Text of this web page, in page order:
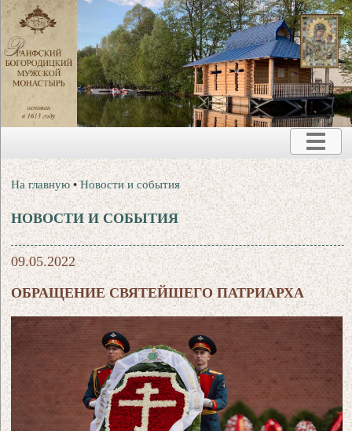
На главную •Новости и события
НОВОСТИ И СОБЫТИЯ
09.05.2022
ОБРАЩЕНИЕ СВЯТЕЙШЕГО ПАТРИАРХА